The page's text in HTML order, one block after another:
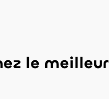
le meilleur